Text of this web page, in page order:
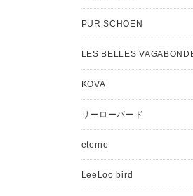
PUR SCHOEN
LES BELLES
KOVA
リーローバード
eterno
LeeLoo bird